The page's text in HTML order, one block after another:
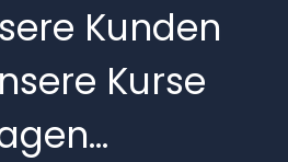
Kunden
Kurse